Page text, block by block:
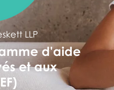
LLP
d'aide
et aux